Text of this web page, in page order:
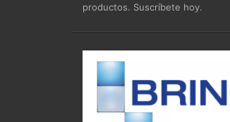
productos. Suscríbete hoy.